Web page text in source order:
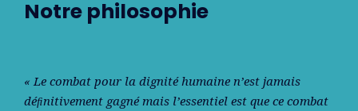
Notre philosophie
« Le combat pour la dignité humaine n’est jamais
déﬁnitivement gagné mais l’essentiel est que ce combat